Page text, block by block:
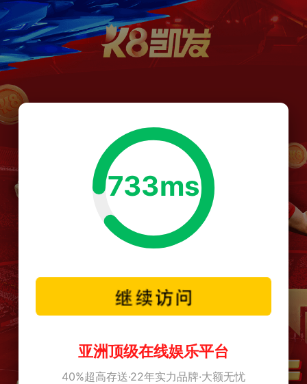
733ms
亚洲顶级在线娱乐平台
40%超高存送·22年实力品牌·大额无忧